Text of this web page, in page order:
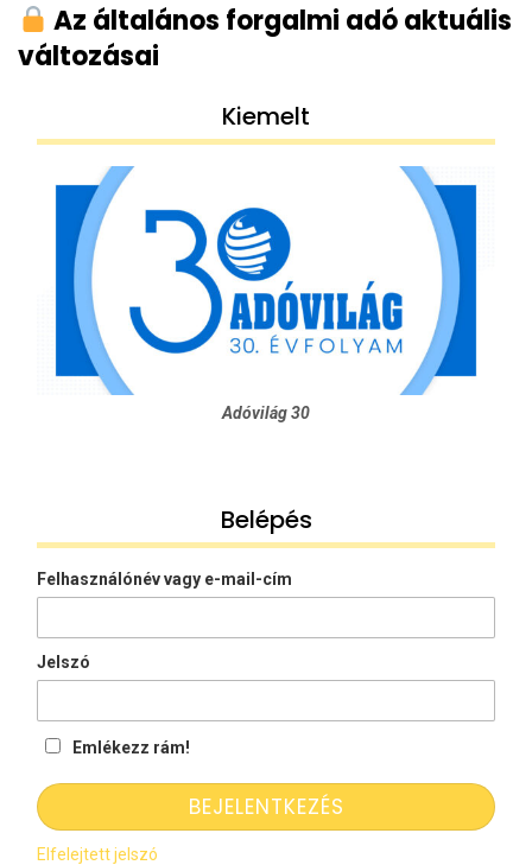
Az általános forgalmi adó aktuális
változásai
Kiemelt
Adóvilág 30
Belépés
Felhasználónév vagy e-mail-cím
Jelszó
Emlékezz rám!
Elfelejtett jelszó